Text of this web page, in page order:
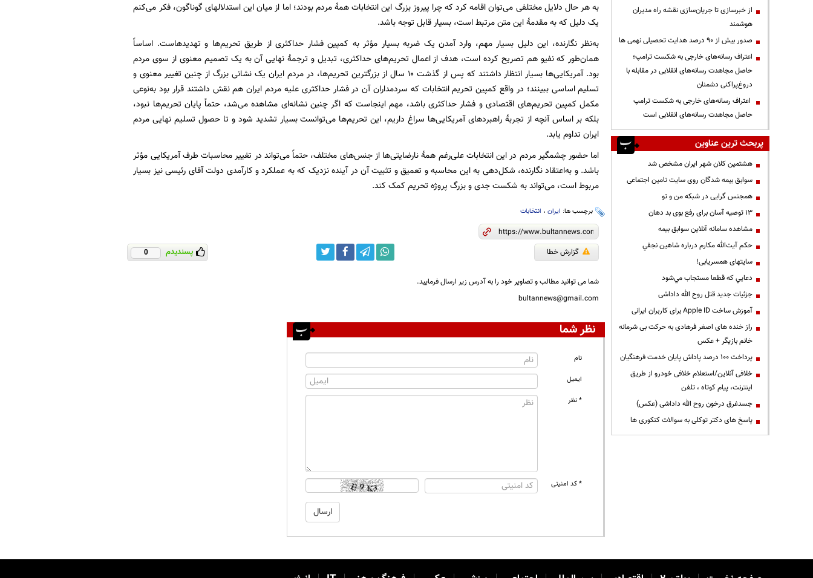
به هر حال دلایل مختلفی می‌توان اقامه کرد که چرا پیروز بزرگ این انتخابات ‌همۀ مردم بودند؛ اما از میان این استدلالهای گوناگون، فکر می‌کنم
یک دلیل که به مقدمۀ این متن مرتبط است، بسیار قابل توجه باشد.
به‌نظر نگارنده، این دلیل بسیار مهم، وارد آمدن یک ضربه بسیار مؤثر به کمپین فشار حداکثری از طریق تحریم‌ها و تهدیدهاست. اساساً
همان‌طور که نفیو هم تصریح کرده است، هدف از اعمال تحریم‌های حداکثری، تبدیل و ترجمۀ نهایی آن به یک تصمیم معنوی از سوی مردم
بود. آمریکایی‌ها بسیار انتظار داشتند که پس از گذشت 10 سال از بزرگترین تحریم‌ها، در مردم ایران یک نشانی بزرگ از چنین تغییر معنوی و
تسلیم اساسی ببینند؛ در واقع کمپین تحریم‌ انتخابات که سردمداران آن در فشار حداکثری علیه مردم ایران هم نقش داشتند قرار بود به‌نوعی
مکمل کمپین تحریم‌های اقتصادی و فشار حداکثری باشد، مهم اینجاست که اگر چنین نشانه‌ای مشاهده می‌شد، حتماً پایان تحریم‌ها نبود،
بلکه بر اساس آنچه از تجربۀ راهبردهای آمریکایی‌ها سراغ داریم، این تحریم‌ها می‌توانست بسیار تشدید شود و تا حصول تسلیم نهایی مردم
ایران تداوم یابد.
اما حضور چشمگیر مردم در این انتخابات علی‌رغم همۀ نارضایتی‌ها از جنس‌های مختلف، حتماً می‌تواند در تغییر محاسبات طرف آمریکایی مؤثر
باشد. و به‌اعتقاد نگارنده، شکل‌دهی به این محاسبه و تعمیق و تثبیت آن در آینده نزدیک که به عملکرد و کارآمدی دولت آقای رئیسی نیز بسیار
مربوط است، می‌تواند به شکست جدی و بزرگ پروژه تحریم کمک کند.
برچسب ها: ایران، انتخابات
گزارش خطا پسندیدم 0
شما می توانید مطالب و تصاویر خود را به آدرس زیر ارسال فرمایید.
bultannews@gmail.com
نظر شما
نام
ایمیل
* نظر
* کد امنیتی
از خبرسازی تا جریان‌سازی نقشه راه مدیران
هوشمند
صدور بیش از ۹۰ درصد هدایت تحصیلی نهمی ها
اعتراف رسانه‌های خارجی به شکست ترامپ؛
حاصل مجاهدت رسانه‌های انقلابی در مقابله با
دروغ‌پراکنی دشمنان
اعتراف رسانه‌های خارجی به شکست ترامپ
حاصل مجاهدت رسانه‌های انقلابی است
پربحث ترین عناوین
هشتمین کلان شهر ایران مشخص شد
سوابق بیمه شدگان روی سایت تامین اجتماعی
همجنس گرایی در شبکه من و تو
13 توصیه آسان برای رفع بوی بد دهان
مشاهده سامانه آنلاين سوابق بیمه
حكم آيت‌الله مكارم درباره شاهين نجفي
سایتهای همسریابی!
دعايي كه قطعا مستجاب مي‌شود
جزئیات جدید قتل روح الله داداشی
آموزش ساخت Apple ID برای کاربران ایرانی
راز خنده های اصغر فرهادی به حرکت بی شرمانه
خانم بازیگر + عکس
پرداخت ۱۰۰ درصد پاداش پایان خدمت فرهنگیان
خلافی آنلاین/استعلام خلافی خودرو از طریق
اینترنت، پیام کوتاه ، تلفن
جسدغرق درخون روح الله داداشی (عکس)
پاسخ های دکتر توکلی به سوالات کنکوری ها